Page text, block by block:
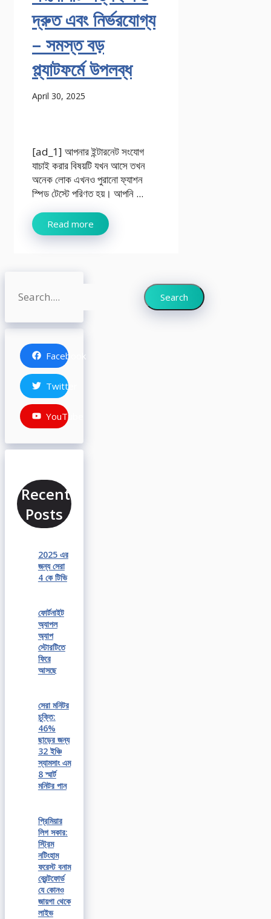
দ্রুত এবং নির্ভরযোগ্য
– সমস্ত বড়
প্ল্যাটফর্মে উপলব্ধ
April 30, 2025
[ad_1] আপনার ইন্টারনেট সংযোগ
যাচাই করার বিষয়টি যখন আসে তখন
অনেক লোক এখনও পুরানো ফ্যাশন
স্পিড টেস্টে পরিণত হয়। আপনি ...
Read more
Search Search
Facebook
Twitter
YouTube
Recent
Posts
2025 এর
জন্য সেরা
4 কে টিভি
ফোর্টনাইট
অ্যাপল
অ্যাপ
স্টোরটিতে
ফিরে
আসছে
সেরা মনিটর
চুক্তি:
46%
ছাড়ের জন্য
32 ইঞ্চি
স্যামসাং এম
8 স্মার্ট
মনিটর পান
প্রিমিয়ার
লিগ সকার:
স্ট্রিম
নটিংহাম
ফরেস্ট বনাম
ব্রেন্টফোর্ড
যে কোনও
জায়গা থেকে
লাইভ